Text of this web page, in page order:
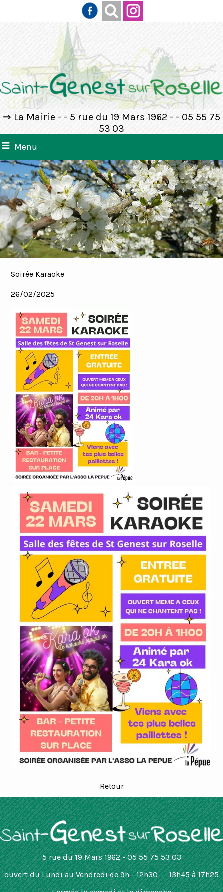
⇒ La Mairie - - 5 rue du 19 Mars 1962 - - 05 55 75
53 03
Menu
Soirée Karaoke
26/02/2025
Retour
5 rue du 19 Mars 1962 - 05 55 75 53 03
ouvertdu Lundi au Vendredi de 9h - 12h30 - 13h45 à 17h25